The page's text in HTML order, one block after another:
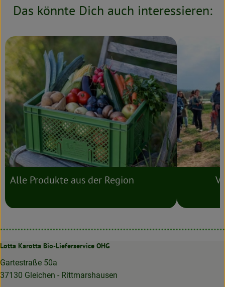
Das könnte Dich auch interessieren:
Alle Produkte aus der Region
Lotta Karotta Bio-Lieferservice OHG
Gartestraße 50a
37130 Gleichen - Rittmarshausen